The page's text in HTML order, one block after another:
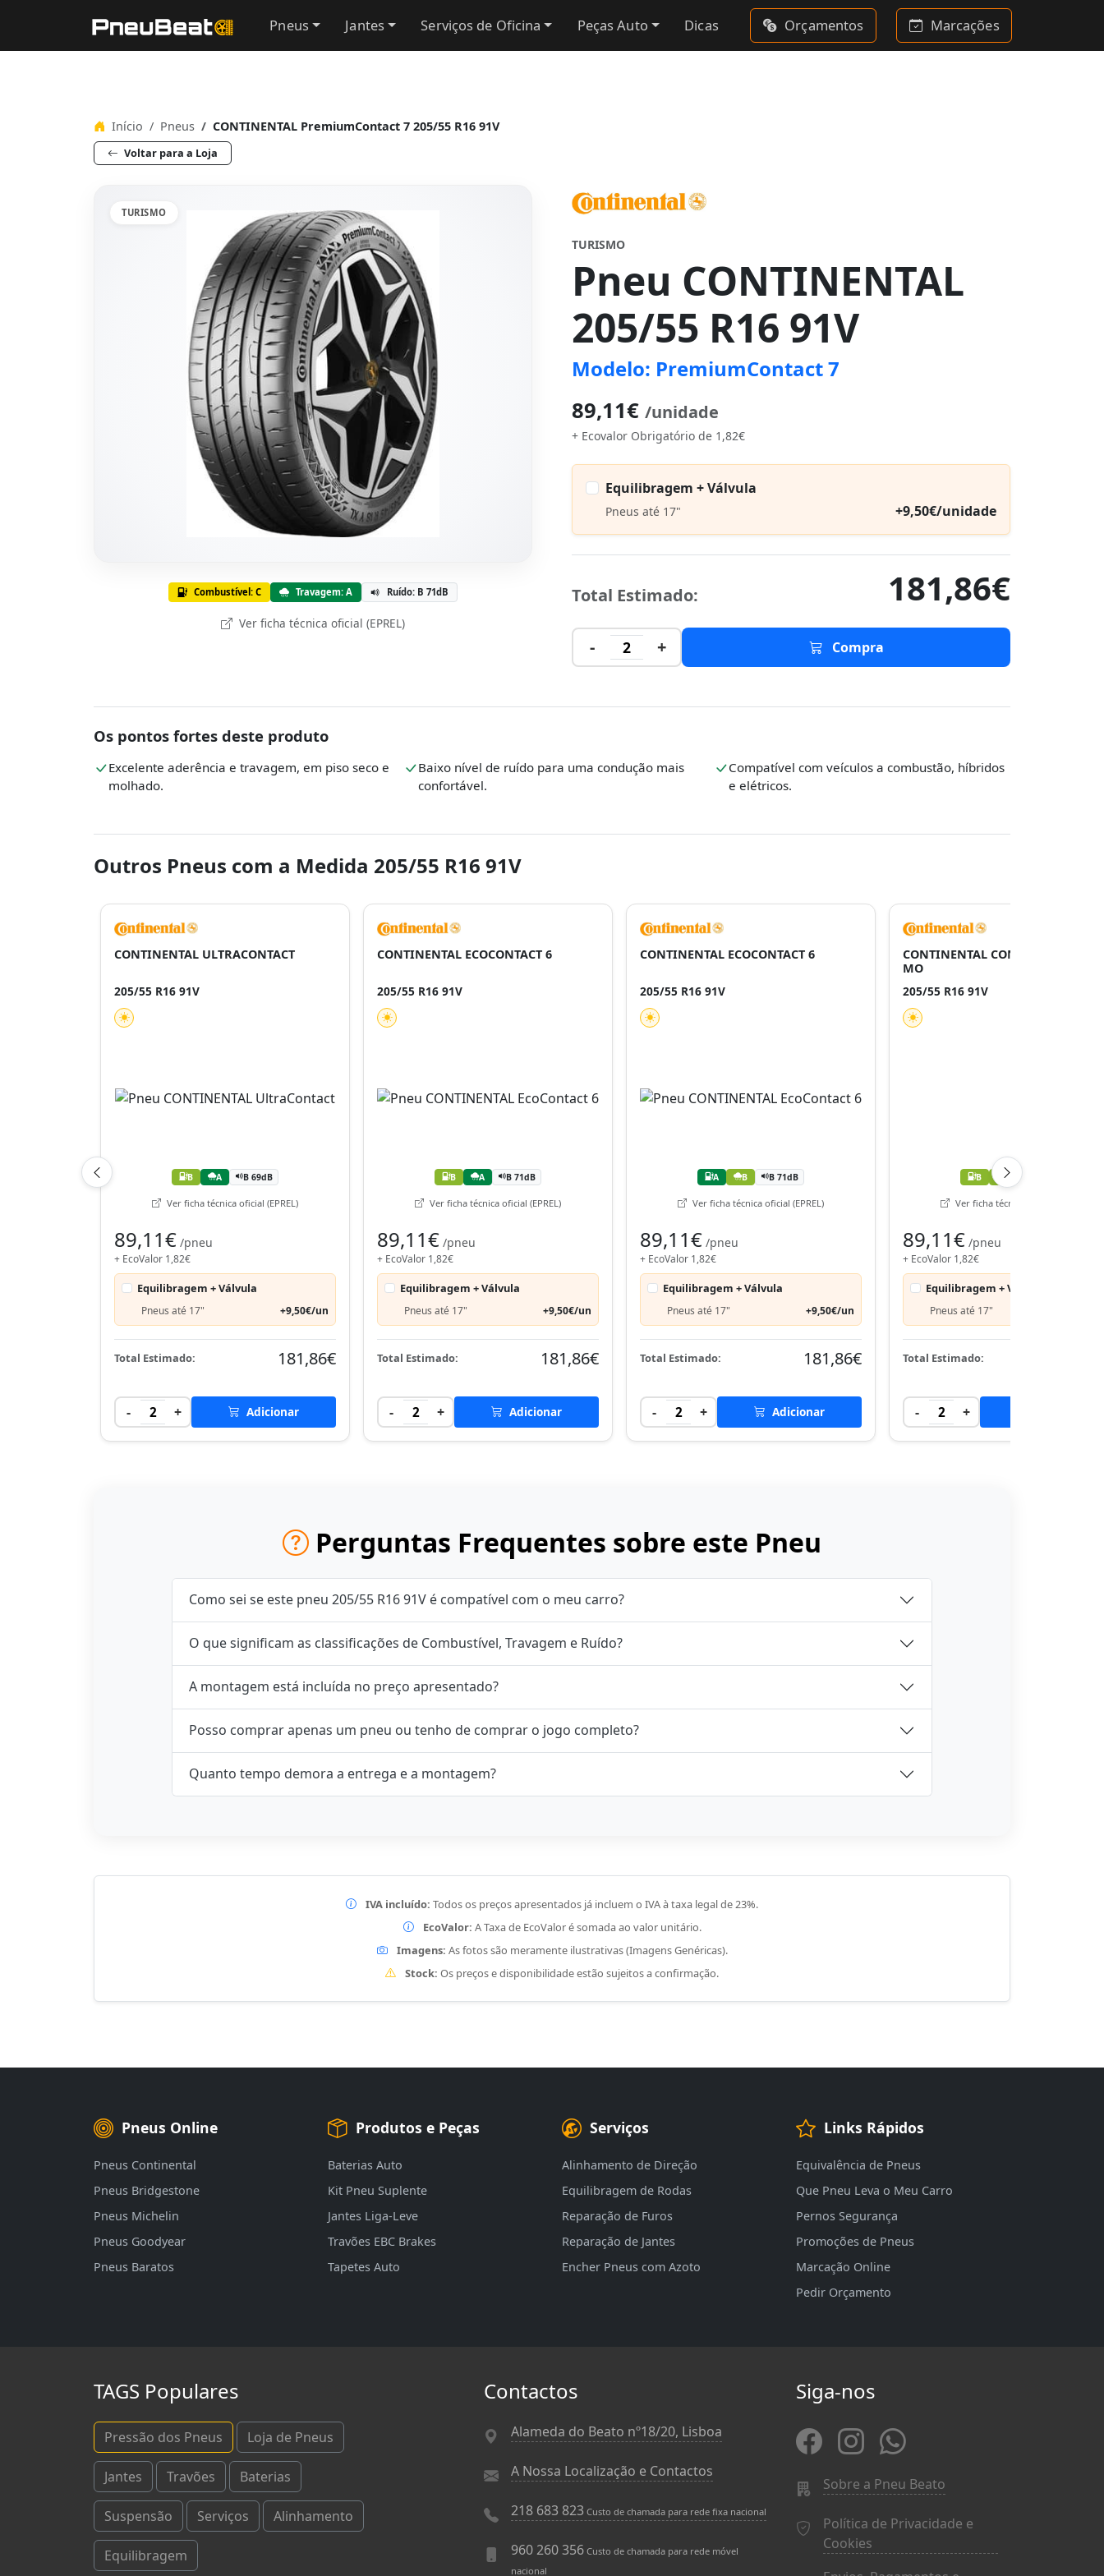
Pneus Jantes Serviços de Oficina Peças Auto Dicas Orçamentos Marcações
Início Pneus CONTINENTAL PremiumContact 7 205/55 R16 91V
Voltar para a Loja
TURISMO
Combustível: C Travagem: A Ruído: B 71dB
Ver ficha técnica oficial (EPREL)
TURISMO
Pneu CONTINENTAL
205/55 R16 91V
Modelo: PremiumContact 7
89,11€ /unidade
+ Ecovalor Obrigatório de 1,82€
Equilibragem + Válvula
Pneus até 17" +9,50€/unidade
Total Estimado: 181,86€
- 2 + Compra
Os pontos fortes deste produto
Excelente aderência e travagem, em piso seco e
molhado.
Baixo nível de ruído para uma condução mais
confortável.
Compatível com veículos a combustão, híbridos
e elétricos.
Outros Pneus com a Medida 205/55 R16 91V
CONTINENTAL ULTRACONTACT
205/55 R16 91V
B A B 69dB
Ver ficha técnica oficial (EPREL)
89,11€ /pneu
+ EcoValor 1,82€
Equilibragem + Válvula
Pneus até 17" +9,50€/un
Total Estimado: 181,86€
- 2 + Adicionar
CONTINENTAL ECOCONTACT 6
205/55 R16 91V
B A B 71dB
Ver ficha técnica oficial (EPREL)
89,11€ /pneu
+ EcoValor 1,82€
Equilibragem + Válvula
Pneus até 17" +9,50€/un
Total Estimado: 181,86€
- 2 + Adicionar
CONTINENTAL ECOCONTACT 6
205/55 R16 91V
A B B 71dB
Ver ficha técnica oficial (EPREL)
89,11€ /pneu
+ EcoValor 1,82€
Equilibragem + Válvula
Pneus até 17" +9,50€/un
Total Estimado: 181,86€
- 2 + Adicionar
CONTINENTAL
MO
205/55 R16 91V
B B
Ver ficha técnica oficial (EPREL)
89,11€ /pneu
+ EcoValor 1,82€
Equilibragem + Válvula
Pneus até 17"
Total Estimado:
- 2 +
Perguntas Frequentes sobre este Pneu
Como sei se este pneu 205/55 R16 91V é compatível com o meu carro?
O que significam as classificações de Combustível, Travagem e Ruído?
A montagem está incluída no preço apresentado?
Posso comprar apenas um pneu ou tenho de comprar o jogo completo?
Quanto tempo demora a entrega e a montagem?
IVA incluído: Todos os preços apresentados já incluem o IVA à taxa legal de 23%.
EcoValor: A Taxa de EcoValor é somada ao valor unitário.
Imagens: As fotos são meramente ilustrativas (Imagens Genéricas).
Stock: Os preços e disponibilidade estão sujeitos a confirmação.
Pneus Online
Pneus Continental
Pneus Bridgestone
Pneus Michelin
Pneus Goodyear
Pneus Baratos
Produtos e Peças
Baterias Auto
Kit Pneu Suplente
Jantes Liga-Leve
Travões EBC Brakes
Tapetes Auto
Serviços
Alinhamento de Direção
Equilibragem de Rodas
Reparação de Furos
Reparação de Jantes
Encher Pneus com Azoto
Links Rápidos
Equivalência de Pneus
Que Pneu Leva o Meu Carro
Pernos Segurança
Promoções de Pneus
Marcação Online
Pedir Orçamento
TAGS Populares
Pressão dos Pneus Loja de Pneus
Jantes Travões Baterias
Suspensão Serviços Alinhamento
Equilibragem
Contactos
Alameda do Beato nº18/20, Lisboa
A Nossa Localização e Contactos
218 683 823 Custo de chamada para rede fixa nacional
960 260 356 Custo de chamada para rede móvel
nacional
Siga-nos
Sobre a Pneu Beato
Política de Privacidade e
Cookies